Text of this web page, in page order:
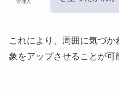
これにより、周囲に気づ
象をアップさせることが可